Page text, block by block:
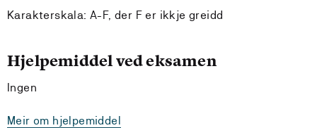
Karakterskala: A-F, der F er ikkje greidd
Hjelpemiddel ved eksamen
Ingen
Meir om hjelpemiddel